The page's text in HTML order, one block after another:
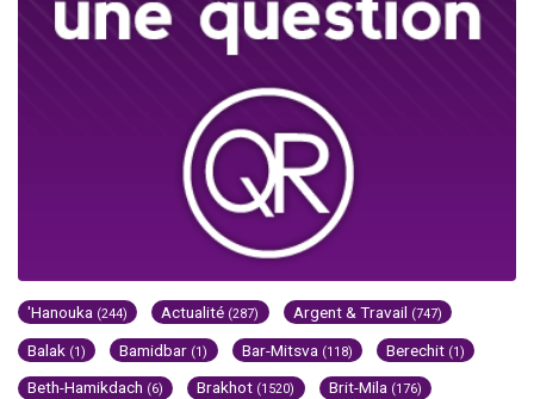
'Hanouka (244) Actualité (287) Argent & Travail (747)
Balak (1) Bamidbar (1) Bar-Mitsva (118) Berechit (1)
Beth-Hamikdach (6) Brakhot (1520) Brit-Mila (176)